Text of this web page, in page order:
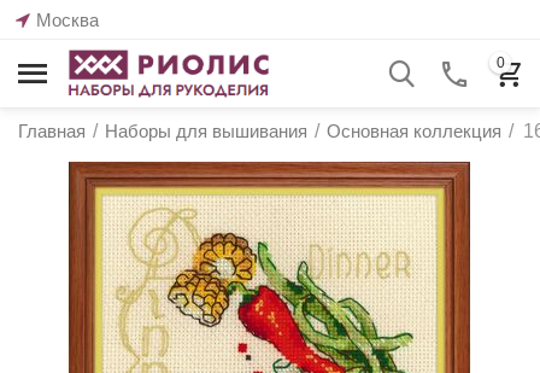
Москва
0
Главная / Наборы для вышивания / Основная коллекция /